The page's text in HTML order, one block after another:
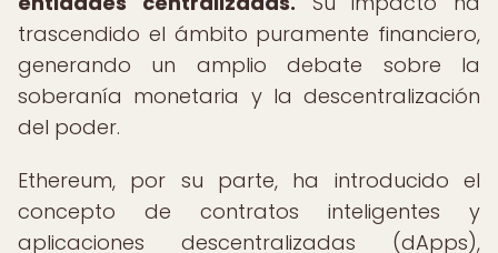
trascendido el ámbito puramente financiero,
generando un amplio debate sobre la
soberanía monetaria y la descentralización
del poder.
Ethereum, por su parte, ha introducido el
concepto de contratos inteligentes y
aplicaciones descentralizadas (dApps),